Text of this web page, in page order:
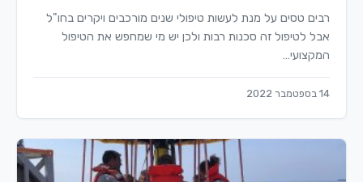
רבים טסים על מנת לעשות טיפולי שנים מורכבים ויקרים בחו"ל
אבל לטיפול זה סכנות רבות ולכן יש מי שמחפש את הטיפול
המקצועי…
14 בספטמבר 2022